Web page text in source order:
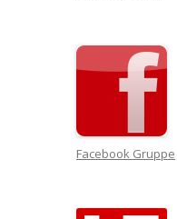
Facebook Gruppe